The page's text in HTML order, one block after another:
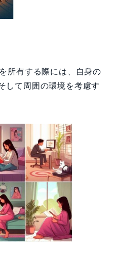
所有する際には、自身の
して周囲の環境を考慮す